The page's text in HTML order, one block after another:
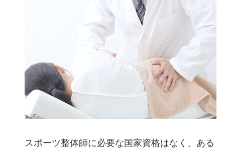
スポーツ整体師に必要な国家資格はなく、ある